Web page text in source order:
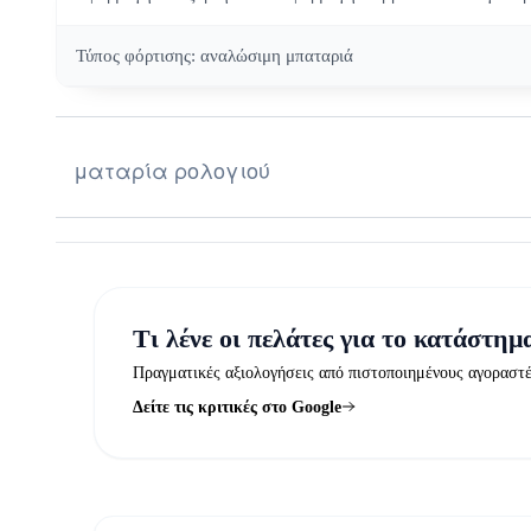
Τύπος φόρτισης: αναλώσιμη μπαταριά
ματαρία ρολογιού
Τι λένε οι πελάτες για το
Πραγματικές αξιολογήσεις από πιστοποιημένους
Δείτε τις κριτικές στο Google